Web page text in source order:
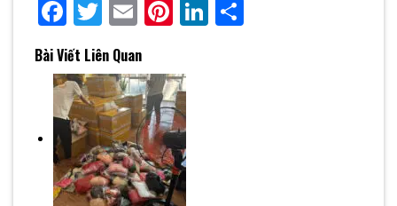
Facebook
Twitter
EmailPinterest
LinkedIn
Bài Viết Liên Quan